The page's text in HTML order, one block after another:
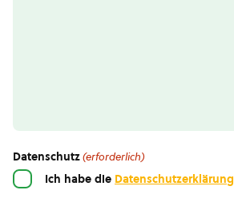
Datenschutz(erforderlich)
Ich habe die Datenschutzerklärung